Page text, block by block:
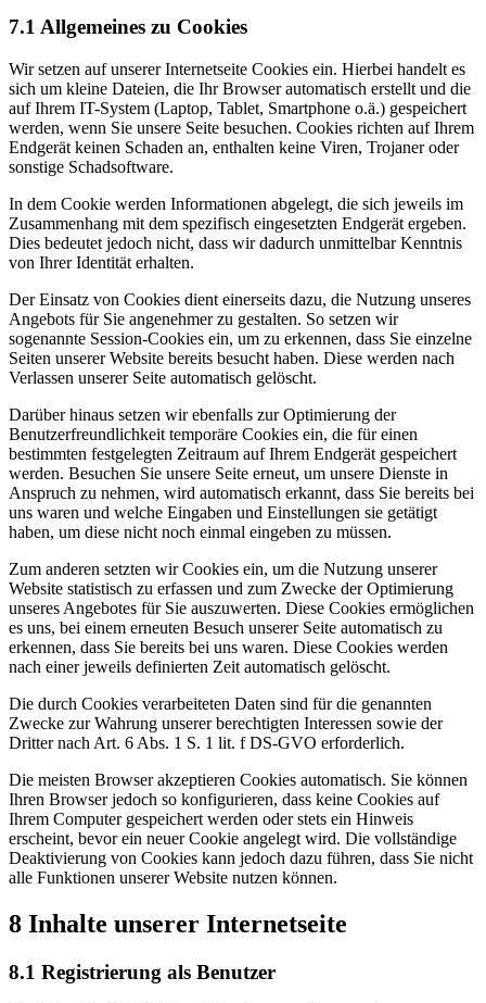
7.1 Allgemeines zu Cookies
Wir setzen auf unserer Internetseite Cookies ein. Hierbei handelt es
sich um kleine Dateien, die Ihr Browser automatisch erstellt und die
auf Ihrem IT-System (Laptop, Tablet, Smartphone o.ä.) gespeichert
werden, wenn Sie unsere Seite besuchen. Cookies richten auf Ihrem
Endgerät keinen Schaden an, enthalten keine Viren, Trojaner oder
sonstige Schadsoftware.
In dem Cookie werden Informationen abgelegt, die sich jeweils im
Zusammenhang mit dem spezifisch eingesetzten Endgerät ergeben.
Dies bedeutet jedoch nicht, dass wir dadurch unmittelbar Kenntnis
von Ihrer Identität erhalten.
Der Einsatz von Cookies dient einerseits dazu, die Nutzung unseres
Angebots für Sie angenehmer zu gestalten. So setzen wir
sogenannte Session-Cookies ein, um zu erkennen, dass Sie einzelne
Seiten unserer Website bereits besucht haben. Diese werden nach
Verlassen unserer Seite automatisch gelöscht.
Darüber hinaus setzen wir ebenfalls zur Optimierung der
Benutzerfreundlichkeit temporäre Cookies ein, die für einen
bestimmten festgelegten Zeitraum auf Ihrem Endgerät gespeichert
werden. Besuchen Sie unsere Seite erneut, um unsere Dienste in
Anspruch zu nehmen, wird automatisch erkannt, dass Sie bereits bei
uns waren und welche Eingaben und Einstellungen sie getätigt
haben, um diese nicht noch einmal eingeben zu müssen.
Zum anderen setzten wir Cookies ein, um die Nutzung unserer
Website statistisch zu erfassen und zum Zwecke der Optimierung
unseres Angebotes für Sie auszuwerten. Diese Cookies ermöglichen
es uns, bei einem erneuten Besuch unserer Seite automatisch zu
erkennen, dass Sie bereits bei uns waren. Diese Cookies werden
nach einer jeweils definierten Zeit automatisch gelöscht.
Die durch Cookies verarbeiteten Daten sind für die genannten
Zwecke zur Wahrung unserer berechtigten Interessen sowie der
Dritter nach Art. 6 Abs. 1 S. 1 lit. f DS-GVO erforderlich.
Die meisten Browser akzeptieren Cookies automatisch. Sie können
Ihren Browser jedoch so konfigurieren, dass keine Cookies auf
Ihrem Computer gespeichert werden oder stets ein Hinweis
erscheint, bevor ein neuer Cookie angelegt wird. Die vollständige
Deaktivierung von Cookies kann jedoch dazu führen, dass Sie nicht
alle Funktionen unserer Website nutzen können.
8 Inhalte unserer Internetseite
8.1 Registrierung als Benutzer